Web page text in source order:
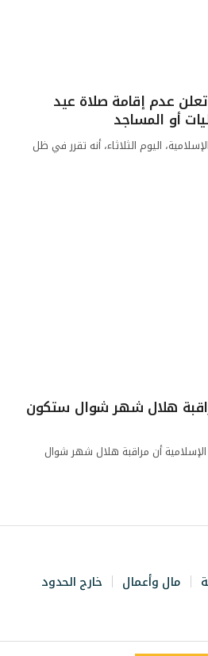
عدم إقامة صلاة عيد
أو المساجد
اليوم الثلاثاء، أنه تقرر في ظل
هلال شهر شوال ستكون
أن مراقبة هلال شهر شوال
مال وأعمال
خارج الحدود